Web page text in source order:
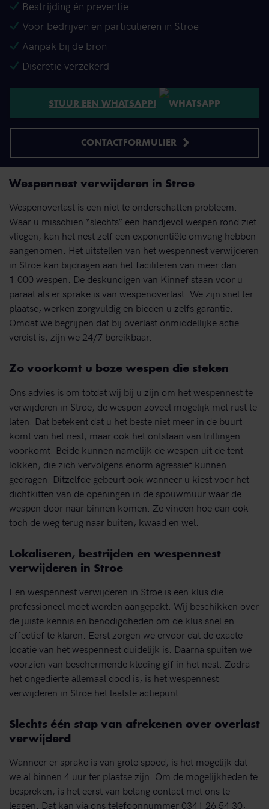
Bestrijding én preventie
Voor bedrijven en particulieren in Stroe
Aanpak bij de bron
Discretie verzekerd
STUUR EEN WHATSAPP!
CONTACTFORMULIER
Wespennest verwijderen in Stroe
Wespenoverlast is een niet te onderschatten probleem.
Waar u misschien “slechts” een handjevol wespen rond ziet
vliegen, kan het nest zelf een exponentiële omvang hebben
aangenomen. Het uitstellen van het wespennest verwijderen
in Stroe kan bijdragen aan het faciliteren van meer dan
1.000 wespen. De deskundigen van Kinnef staan voor u
paraat als er sprake is van wespenoverlast. We zijn snel ter
plaatse, werken zorgvuldig en bieden u zelfs garantie.
Omdat we begrijpen dat bij overlast onmiddellijke actie
vereist is, zijn we 24/7 bereikbaar.
Zo voorkomt u boze wespen die steken
Ons advies is om totdat wij bij u zijn om het wespennest te
verwijderen in Stroe, de wespen zoveel mogelijk met rust te
laten. Dat betekent dat u het beste niet meer in de buurt
komt van het nest, maar ook het ontstaan van trillingen
voorkomt. Beide kunnen namelijk de wespen uit de tent
lokken, die zich vervolgens enorm agressief kunnen
gedragen. Ditzelfde gebeurt ook wanneer u kiest voor het
dichtkitten van de openingen in de spouwmuur waar de
wespen door naar binnen komen. Ze vinden hoe dan ook
toch de weg terug naar buiten, kwaad en wel.
Lokaliseren, bestrijden en wespennest
verwijderen in Stroe
Een wespennest verwijderen in Stroe is een klus die
professioneel moet worden aangepakt. Wij beschikken over
de juiste kennis en benodigdheden om de klus snel en
effectief te klaren. Eerst zorgen we ervoor dat de exacte
locatie van het wespennest duidelijk is. Daarna spuiten we
voorzien van beschermende kleding gif in het nest. Zodra
het ongedierte allemaal dood is, is het wespennest
verwijderen in Stroe het laatste actiepunt.
Slechts één stap van afrekenen over overlast
verwijderd
Wanneer er sprake is van grote spoed, is het mogelijk dat
we al binnen 4 uur ter plaatse zijn. Om de mogelijkheden te
bespreken, is het eerst van belang contact met ons te
leggen. Dat kan via ons telefoonnummer 0341 26 54 30,